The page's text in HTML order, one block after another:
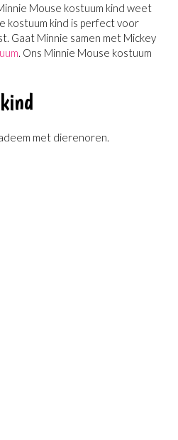
Mouse kostuum kind weet
kostuum kind is perfect voor
Gaat Minnie samen met Mickey
. Ons Minnie Mouse kostuum
met dierenoren.